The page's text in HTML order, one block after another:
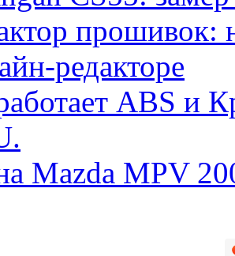
прошивок:
редакторе
ABS и
Mazda MPV